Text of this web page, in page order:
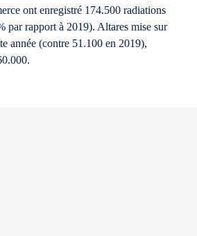
ont enregistré 174.500 radiations
par rapport à 2019). Altares mise sur
année (contre 51.100 en 2019),